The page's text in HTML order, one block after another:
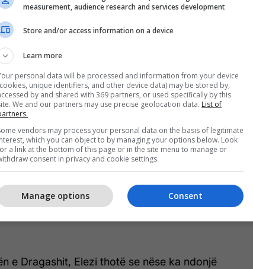
e Dragashit, Elezi thotë se nëse ka ndonjë
measurement, audience research and services development
Store and/or access information on a device
Learn more
personal data will be processed and information from your device
unique identifiers, and other device data) may be stored by,
by and shared with 369 partners, or used specifically by this
We and our partners may use precise geolocation data. List of
vendors may process your personal data on the basis of legitimate
which you can object to by managing your options below. Look
a link at the bottom of this page or in the site menu to manage or
consent in privacy and cookie settings.
Consent
Manage options